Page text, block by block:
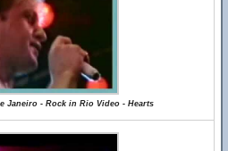
Janeiro - Rock in Rio Video - Hearts